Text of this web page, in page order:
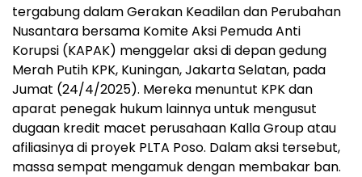
tergabung dalam Gerakan Keadilan dan Perubahan
Nusantara bersama Komite Aksi Pemuda Anti
Korupsi (KAPAK) menggelar aksi di depan gedung
Merah Putih KPK, Kuningan, Jakarta Selatan, pada
Jumat (24/4/2025). Mereka menuntut KPK dan
aparat penegak hukum lainnya untuk mengusut
dugaan kredit macet perusahaan Kalla Group atau
afiliasinya di proyek PLTA Poso. Dalam aksi tersebut,
massa sempat mengamuk dengan membakar ban.